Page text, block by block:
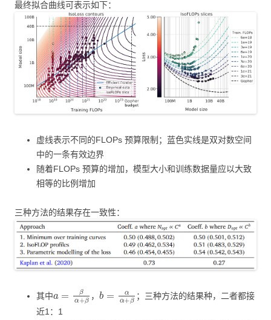
最终拟合曲线可表示如下：
虚线表示不同的FLOPs 预算限制；蓝色实线是双对数空间
中的一条有效边界
随着FLOPs 预算的增加，模型大小和训练数据量应以大致
相等的比例增加
三种方法的结果存在一致性：
其中 +β ，b +
；三种方法的结果种，二者都接
近1：1